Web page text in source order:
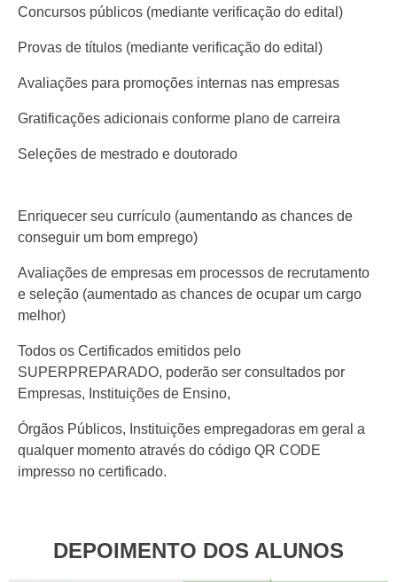
Concursos públicos (mediante verificação do edital)
Provas de títulos (mediante verificação do edital)
Avaliações para promoções internas nas empresas
Gratificações adicionais conforme plano de carreira
Seleções de mestrado e doutorado
Enriquecer seu currículo (aumentando as chances de
conseguir um bom emprego)
Avaliações de empresas em processos de recrutamento
e seleção (aumentado as chances de ocupar um cargo
melhor)
Todos os Certificados emitidos pelo
SUPERPREPARADO, poderão ser consultados por
Empresas, Instituições de Ensino,
Órgãos Públicos, Instituições empregadoras em geral a
qualquer momento através do código QR CODE
impresso no certificado.
DEPOIMENTO DOS ALUNOS